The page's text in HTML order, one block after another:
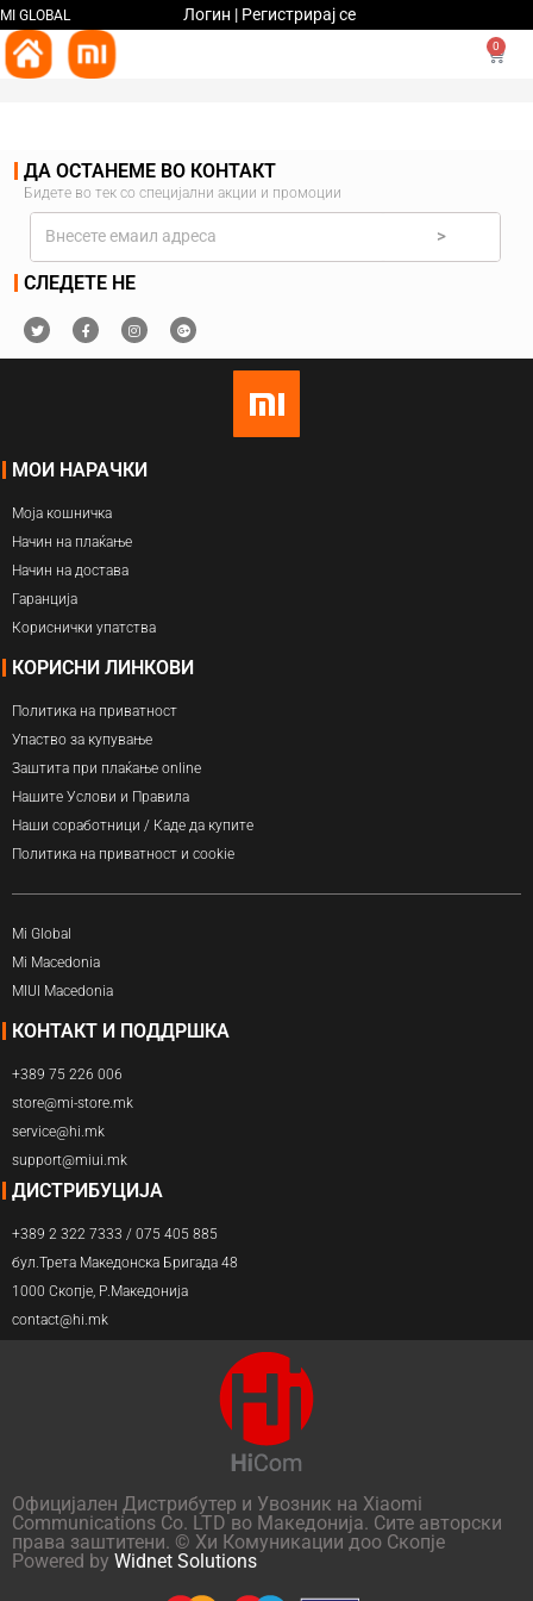
MI GLOBAL Логин | Регистрирај се
0
ДА ОСТАНЕМЕ ВО КОНТАКТ
Бидете во тек со специјални акции и промоции
>
СЛЕДЕТЕ НЕ
МОИ НАРАЧКИ
Моја кошничка
Начин на плаќање
Начин на достава
Гаранција
Кориснички упатства
КОРИСНИ ЛИНКОВИ
Политика на приватност
Упаство за купување
Заштита при плаќање online
Нашите Услови и Правила
Наши соработници / Каде да купите
Политика на приватност и cookie
Mi Global
Mi Macedonia
MIUI Macedonia
КОНТАКТ И ПОДДРШКА
+389 75 226 006
store@mi-store.mk
service@hi.mk
support@miui.mk
ДИСТРИБУЦИЈА
+389 2 322 7333 / 075 405 885
бул.Трета Македонска Бригада 48
1000 Скопје, Р.Македонија
contact@hi.mk
Официјален Дистрибутер и Увозник на Xiaomi
Communications Co. LTD во Македонија. Сите авторски
права заштитени. © Хи Комуникации доо Скопје
Powered by Widnet Solutions